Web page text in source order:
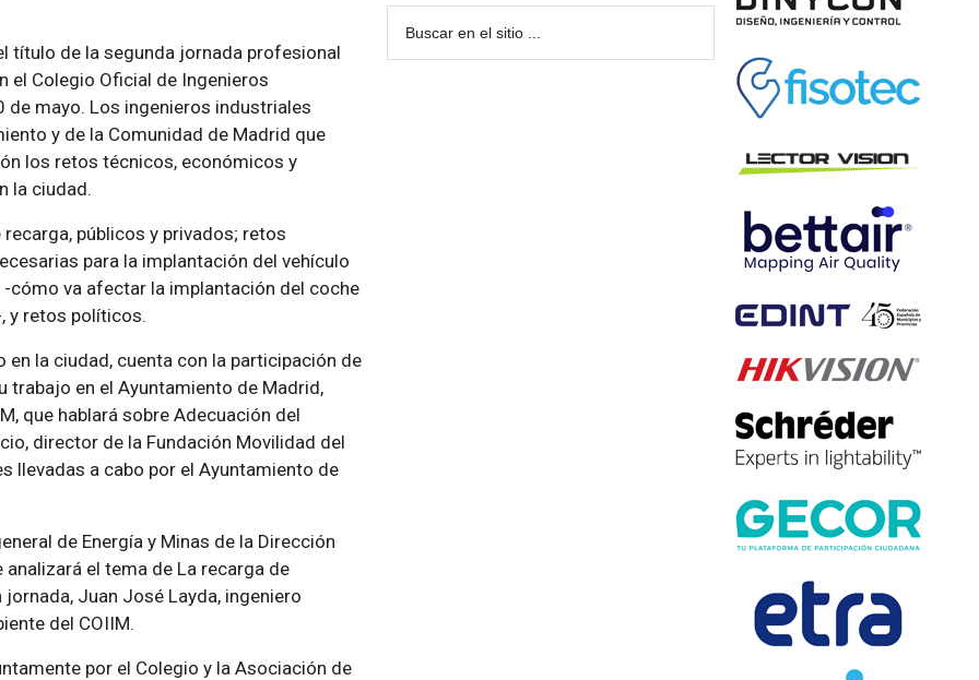
título de la segunda jornada profesional
el Colegio Oficial de Ingenieros
mayo. Los ingenieros industriales
y de la Comunidad de Madrid que
los retos técnicos, económicos y
la ciudad.
públicos y privados; retos
para la implantación del vehículo
va afectar la implantación del coche
y retos políticos.
la ciudad, cuenta con la participación de
trabajo en el Ayuntamiento de Madrid,
que hablará sobre Adecuación del
director de la Fundación Movilidad del
llevadas a cabo por el Ayuntamiento de
de Energía y Minas de la Dirección
el tema de La recarga de
Juan José Layda, ingeniero
del COIIM.
por el Colegio y la Asociación de